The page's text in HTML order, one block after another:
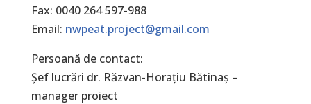
Fax: 0040 264 597-988
Email: nwpeat.project@gmail.com
Persoană de contact:
Şef lucrări dr. Răzvan-Horaţiu Bătinaș –
manager proiect